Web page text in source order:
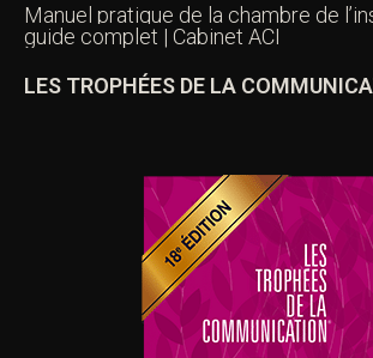
Manuel pratique de la chambre de
guide complet | Cabinet ACI
LES TROPHÉES DE LA